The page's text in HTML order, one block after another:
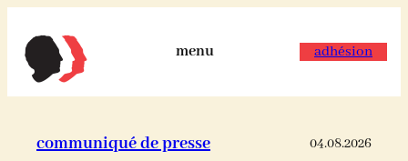
menu adhésion
communiqué de presse 04.08.2026